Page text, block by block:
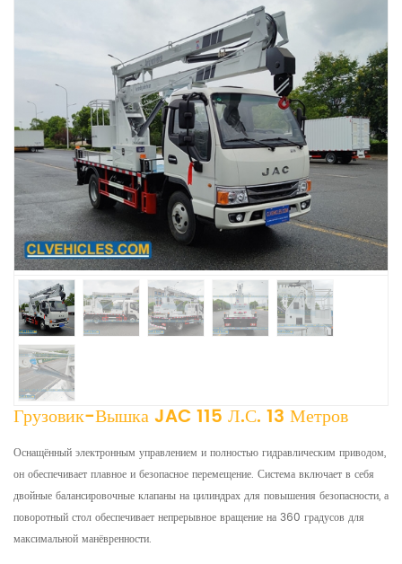
Грузовик-Вышка JAC 115 Л.с. 13 Метров
Оснащённый электронным управлением и полностью гидравлическим приводом,
он обеспечивает плавное и безопасное перемещение. Система включает в себя
двойные балансировочные клапаны на цилиндрах для повышения безопасности, а
поворотный стол обеспечивает непрерывное вращение на 360 градусов для
максимальной манёвренности.